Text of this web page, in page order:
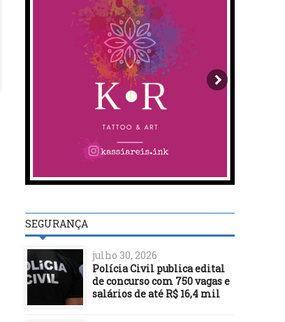
SEGURANÇA
julho 30, 2026
Polícia Civil publica edital
de concurso com 750 vagas e
salários de até R$ 16,4 mil